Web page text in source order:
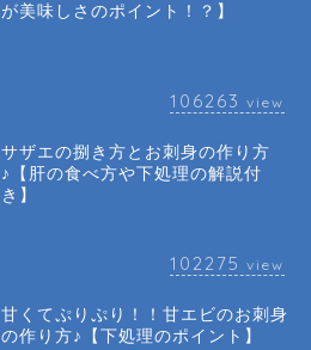
が美味しさのポイント！？】
106263 view
サザエの捌き方とお刺身の作り方
♪【肝の食べ方や下処理の解説付
き】
102275 view
甘くてぷりぷり！！甘エビのお刺身
の作り方♪【下処理のポイント】